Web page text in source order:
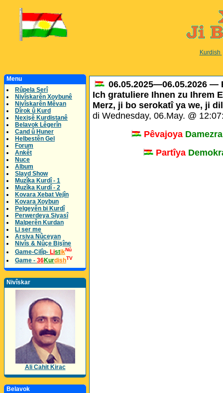
Kurdish
Menu
Rûpela Serî
Nivîskarên Xoybunê
Nivîskarên Mêvan
Dîrok û Kurd
Nexişê Kurdistanê
Belavok Lêgerîn
Cand û Huner
Helbestên Gel
Forum
Ankêt
Nuce
Album
Slayd Show
Muzîka Kurdî - 1
Muzîka Kurdî - 2
Kovara Xebat Vejîn
Kovara Xoybun
Pelgeyên bi Kurdî
Perwerdeya Siyasî
Malperên Kurdan
Li ser me
Arsiva Nûceyan
Nivîs & Nûçe Bişîne
Game-Cilîp- ListikNû
Game - 36KurdishTV
Nivîskar
Ali Cahit Kirac
Belavok
06.05.2025—06.05.2026 —
Ich gratuliere Ihnen zu Ihrem
Merz, ji bo serokatî ya we, ji
di Wednesday, 06.May. @
Pêvajoya
Partîya